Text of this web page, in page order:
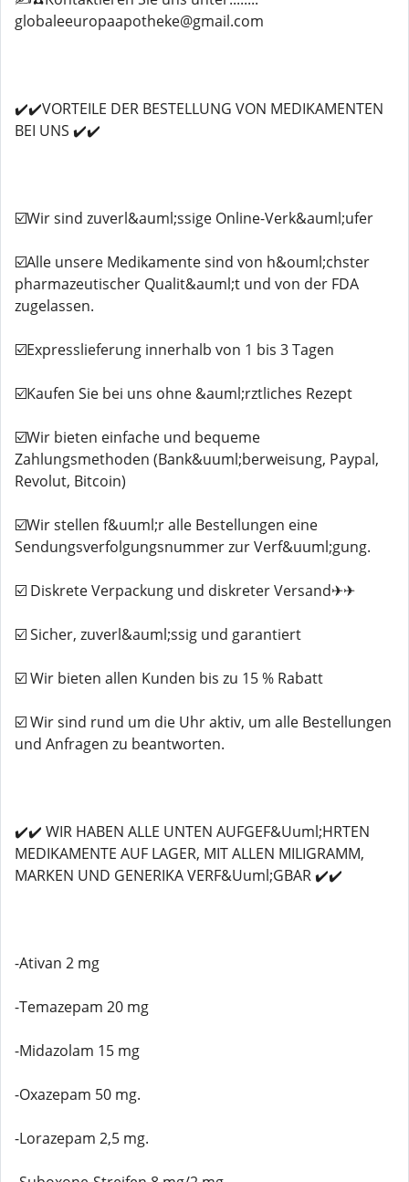
globaleeuropaapotheke@gmail.com
✔️✔️VORTEILE DER BESTELLUNG VON MEDIKAMENTEN
BEI UNS ✔️✔️
☑️Wir sind zuverl&auml;ssige Online-Verk&auml;ufer
☑️Alle unsere Medikamente sind von h&ouml;chster
pharmazeutischer Qualit&auml;t und von der FDA
zugelassen.
☑️Expresslieferung innerhalb von 1 bis 3 Tagen
☑️Kaufen Sie bei uns ohne &auml;rztliches Rezept
☑️Wir bieten einfache und bequeme
Zahlungsmethoden (Bank&uuml;berweisung, Paypal,
Revolut, Bitcoin)
☑️Wir stellen f&uuml;r alle Bestellungen eine
Sendungsverfolgungsnummer zur Verf&uuml;gung.
☑️ Diskrete Verpackung und diskreter Versand✈✈
☑️ Sicher, zuverl&auml;ssig und garantiert
☑️ Wir bieten allen Kunden bis zu 15 % Rabatt
☑️ Wir sind rund um die Uhr aktiv, um alle Bestellungen
und Anfragen zu beantworten.
✔️✔️ WIR HABEN ALLE UNTEN AUFGEF&Uuml;HRTEN
MEDIKAMENTE AUF LAGER, MIT ALLEN MILIGRAMM,
MARKEN UND GENERIKA VERF&Uuml;GBAR ✔️✔️
-Ativan 2 mg
-Temazepam 20 mg
-Midazolam 15 mg
-Oxazepam 50 mg.
-Lorazepam 2,5 mg.